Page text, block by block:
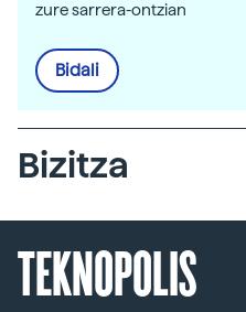
zure sarrera-ontzian
Bidali
Bizitza
TEKNOPOLIS